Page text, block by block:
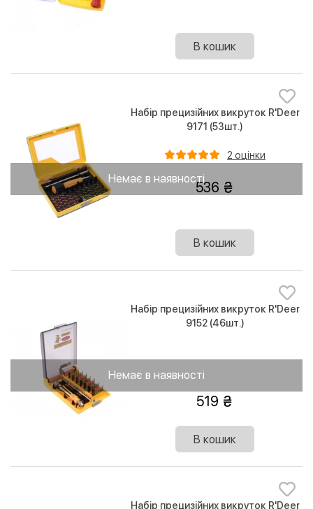
В кошик
Немає в наявності
Набір прецизійних викруток R'Deer
9171 (53шт.)
2 оцінки
536
В кошик
Немає в наявності
Набір прецизійних викруток R'Deer
9152 (46шт.)
519
В кошик
Набір прецизійних викруток R'Deer